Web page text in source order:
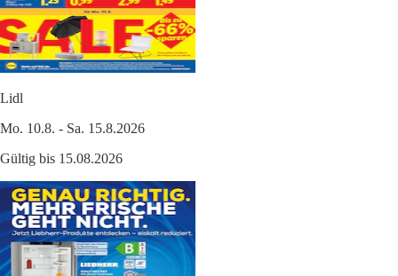
Lidl
Mo. 10.8. - Sa. 15.8.2026
Gültig bis 15.08.2026